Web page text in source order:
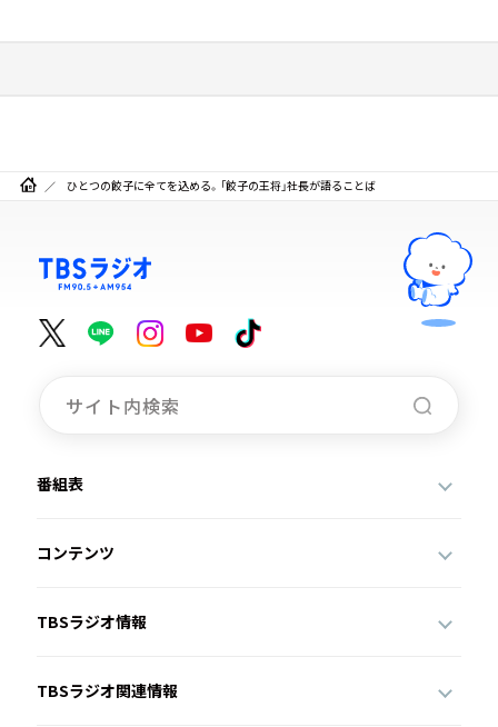
ひとつの餃子に全てを込める。「餃子の王将」社長が語ることば
番組表
コンテンツ
TBSラジオ情報
TBSラジオ関連情報